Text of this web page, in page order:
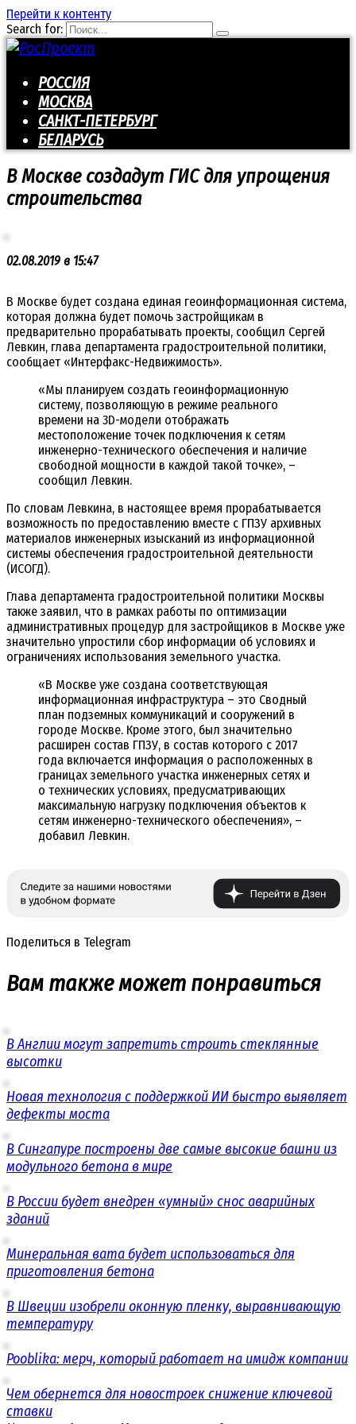
Перейти к контенту
Search for:
РОССИЯ
МОСКВА
САНКТ-ПЕТЕРБУРГ
БЕЛАРУСЬ
В Москве создадут ГИС для упрощения
строительства
02.08.2019 в 15:47
В Москве будет создана единая геоинформационная система,
которая должна будет помочь застройщикам в
предварительно прорабатывать проекты, сообщил Сергей
Левкин, глава департамента градостроительной политики,
сообщает «Интерфакс-Недвижимость».
«Мы планируем создать геоинформационную
систему, позволяющую в режиме реального
времени на 3D-модели отображать
местоположение точек подключения к сетям
инженерно-технического обеспечения и наличие
свободной мощности в каждой такой точке», –
сообщил Левкин.
По словам Левкина, в настоящее время прорабатывается
возможность по предоставлению вместе с ГПЗУ архивных
материалов инженерных изысканий из информационной
системы обеспечения градостроительной деятельности
(ИСОГД).
Глава департамента градостроительной политики Москвы
также заявил, что в рамках работы по оптимизации
административных процедур для застройщиков в Москве уже
значительно упростили сбор информации об условиях и
ограничениях использования земельного участка.
«В Москве уже создана соответствующая
информационная инфраструктура – это Сводный
план подземных коммуникаций и сооружений в
городе Москве. Кроме этого, был значительно
расширен состав ГПЗУ, в состав которого с 2017
года включается информация о расположенных в
границах земельного участка инженерных сетях и
о технических условиях, предусматривающих
максимальную нагрузку подключения объектов к
сетям инженерно-технического обеспечения», –
добавил Левкин.
Поделиться в Telegram
Вам также может понравиться
В Англии могут запретить строить стеклянные
высотки
Новая технология с поддержкой ИИ быстро выявляет
дефекты моста
В Сингапуре построены две самые высокие башни из
модульного бетона в мире
В России будет внедрен «умный» снос аварийных
зданий
Минеральная вата будет использоваться для
приготовления бетона
В Швеции изобрели оконную пленку, выравнивающую
температуру
Pooblika: мерч, который работает на имидж компании
Чем обернется для новостроек снижение ключевой
ставки